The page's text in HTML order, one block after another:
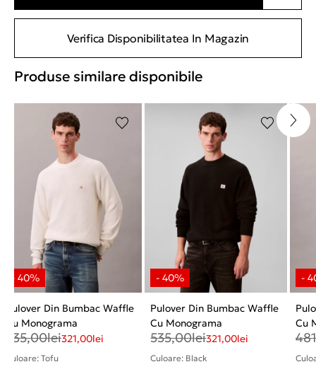
Verifica Disponibilitatea In Magazin
Produse similare disponibile
Pulover Din Bumbac Waffle
Cu Monograma
535,00lei321,00lei
Culoare: Tofu
Pulover Din Bumbac Waffle
Cu Monograma
535,00lei321,00lei
Culoare: Black
Cu